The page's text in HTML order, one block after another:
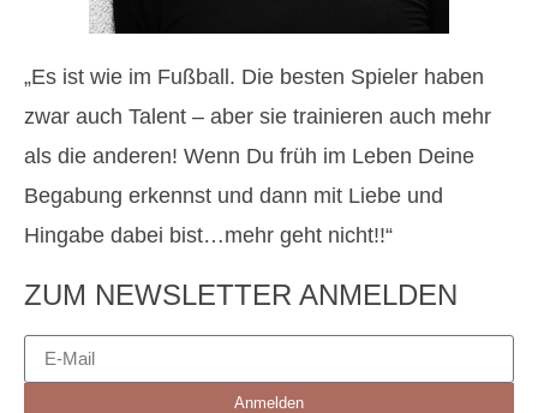
„Es ist wie im Fußball. Die besten Spieler haben
zwar auch Talent – aber sie trainieren auch mehr
als die anderen! Wenn Du früh im Leben Deine
Begabung erkennst und dann mit Liebe und
Hingabe dabei bist…mehr geht nicht!!“
ZUM NEWSLETTER ANMELDEN
Anmelden